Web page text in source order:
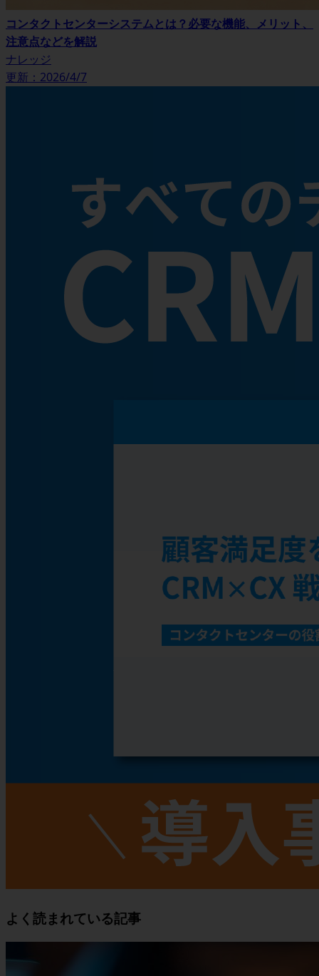
コンタクトセンターシステムとは？必要な機能、メリット、
注意点などを解説
ナレッジ
更新：2026/4/7
よく読まれている記事